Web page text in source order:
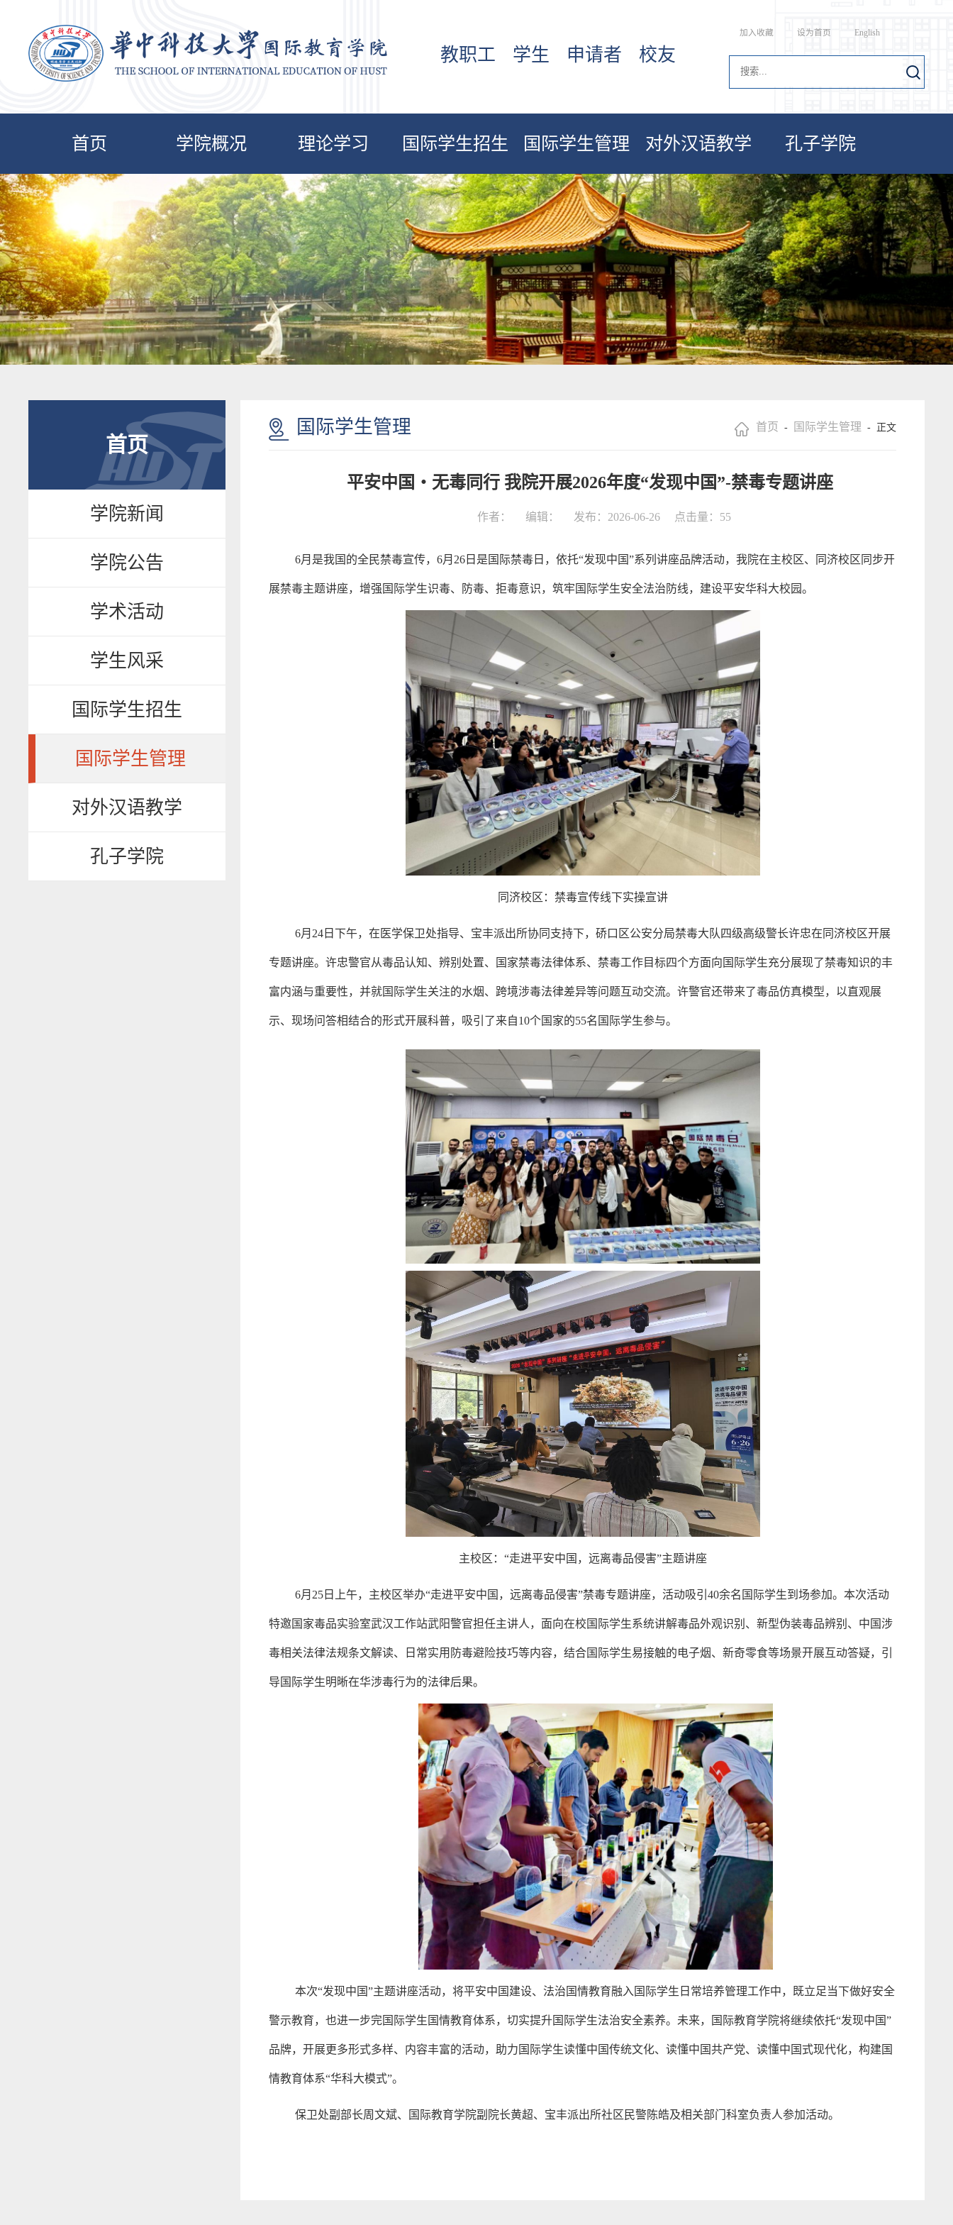
教职工 学生 申请者 校友
加入收藏 设为首页 English
首页 学院概况 理论学习 国际学生招生 国际学生管理 对外汉语教学 孔子学院
首页
学院新闻
学院公告
学术活动
学生风采
国际学生招生
国际学生管理
对外汉语教学
孔子学院
国际学生管理 首页 - 国际学生管理 - 正文
平安中国・无毒同行 我院开展2026年度“发现中国”-禁毒专题讲座
作者： 编辑： 发布：2026-06-26 点击量： 55
6月是我国的全民禁毒宣传，6月26日是国际禁毒日，依托“发现中国”系列讲座品牌活动，我院在主校区、同济校区同步开
展禁毒主题讲座，增强国际学生识毒、防毒、拒毒意识，筑牢国际学生安全法治防线，建设平安华科大校园。
同济校区：禁毒宣传线下实操宣讲
6月24日下午，在医学保卫处指导、宝丰派出所协同支持下，硚口区公安分局禁毒大队四级高级警长许忠在同济校区开展
专题讲座。许忠警官从毒品认知、辨别处置、国家禁毒法律体系、禁毒工作目标四个方面向国际学生充分展现了禁毒知识的丰
富内涵与重要性，并就国际学生关注的水烟、跨境涉毒法律差异等问题互动交流。许警官还带来了毒品仿真模型，以直观展
示、现场问答相结合的形式开展科普，吸引了来自10个国家的55名国际学生参与。
主校区： “走进平安中国，远离毒品侵害”主题讲座
6月25日上午，主校区举办“走进平安中国，远离毒品侵害”禁毒专题讲座， 活动吸引40余名国际学生到场参加。本次活动
特邀国家毒品实验室武汉工作站武阳警官担任主讲人，面向在校国际学生系统讲解毒品外观识别、新型伪装毒品辨别、中国涉
毒相关法律法规条文解读、日常实用防毒避险技巧等内容，结合国际学生易接触的电子烟、新奇零食等场景开展互动答疑，引
导国际学生明晰在华涉毒行为的法律后果。
本次“发现中国”主题讲座活动，将平安中国建设、法治国情教育融入国际学生日常培养管理工作中，既立足当下做好安全
警示教育，也进一步完国际学生国情教育体系，切实提升国际学生法治安全素养。 未来，国际教育学院将继续依托“发现中国”
品牌，开展更多形式多样、内容丰富的活动，助力国际学生读懂中国传统文化、读懂中国共产党、读懂中国式现代化，构建国
情教育体系“华科大模式”。
保卫处副部长周文斌、国际教育学院副院长黄超、 宝丰派出所社区民警陈皓及相关部门科室负责人参加活动。